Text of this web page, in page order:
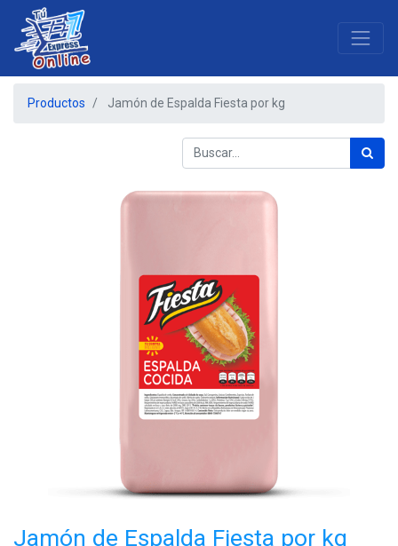
Productos Jamón de Espalda Fiesta por kg
Jamón de Espalda Fiesta por kg